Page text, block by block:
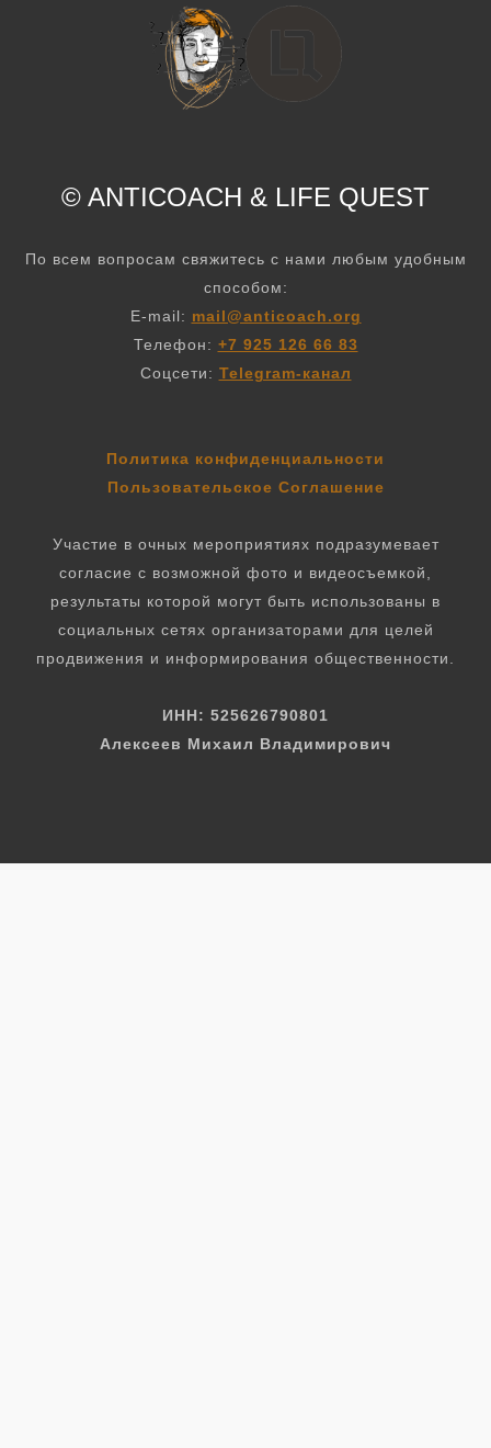
© ANTICOACH & LIFE QUEST
По всем вопросам свяжитесь с нами любым удобным
способом:
E-mail: mail@anticoach.org
Телефон: +7 925 126 66 83
Соцсети: Telegram-канал
Политика конфиденциальности
Пользовательское Соглашение
Участие в очных мероприятиях подразумевает
согласие с возможной фото и видеосъемкой,
результаты которой могут быть использованы в
социальных сетях организаторами для целей
продвижения и информирования общественности.
ИНН: 525626790801
Алексеев Михаил Владимирович